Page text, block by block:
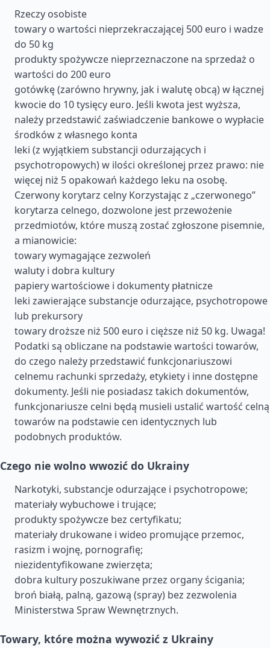
Rzeczy osobiste
towary o wartości nieprzekraczającej 500 euro i wadze
do 50 kg
produkty spożywcze nieprzeznaczone na sprzedaż o
wartości do 200 euro
gotówkę (zarówno hrywny, jak i walutę obcą) w łącznej
kwocie do 10 tysięcy euro. Jeśli kwota jest wyższa,
należy przedstawić zaświadczenie bankowe o wypłacie
środków z własnego konta
leki (z wyjątkiem substancji odurzających i
psychotropowych) w ilości określonej przez prawo: nie
więcej niż 5 opakowań każdego leku na osobę.
Czerwony korytarz celny Korzystając z „czerwonego”
korytarza celnego, dozwolone jest przewożenie
przedmiotów, które muszą zostać zgłoszone pisemnie,
a mianowicie:
towary wymagające zezwoleń
waluty i dobra kultury
papiery wartościowe i dokumenty płatnicze
leki zawierające substancje odurzające, psychotropowe
lub prekursory
towary droższe niż 500 euro i cięższe niż 50 kg. Uwaga!
Podatki są obliczane na podstawie wartości towarów,
do czego należy przedstawić funkcjonariuszowi
celnemu rachunki sprzedaży, etykiety i inne dostępne
dokumenty. Jeśli nie posiadasz takich dokumentów,
funkcjonariusze celni będą musieli ustalić wartość celną
towarów na podstawie cen identycznych lub
podobnych produktów.
Czego nie wolno wwozić do Ukrainy
Narkotyki, substancje odurzające i psychotropowe;
materiały wybuchowe i trujące;
produkty spożywcze bez certyfikatu;
materiały drukowane i wideo promujące przemoc,
rasizm i wojnę, pornografię;
niezidentyfikowane zwierzęta;
dobra kultury poszukiwane przez organy ścigania;
broń białą, palną, gazową (spray) bez zezwolenia
Ministerstwa Spraw Wewnętrznych.
Towary, które można wywozić z Ukrainy